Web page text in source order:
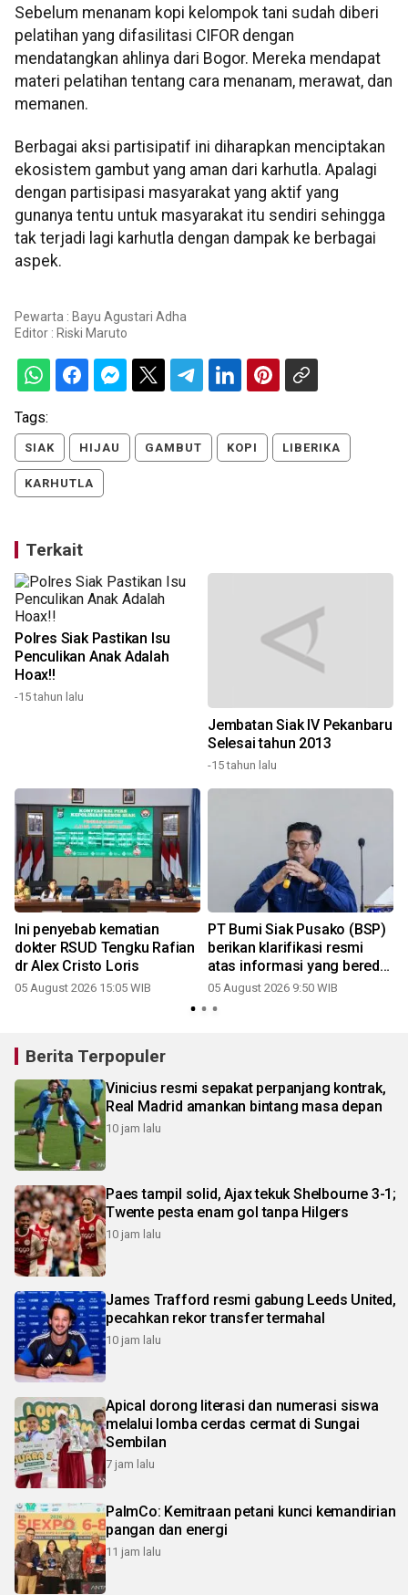
Sebelum menanam kopi kelompok tani sudah diberi
pelatihan yang difasilitasi CIFOR dengan
mendatangkan ahlinya dari Bogor. Mereka mendapat
materi pelatihan tentang cara menanam, merawat, dan
memanen.
Berbagai aksi partisipatif ini diharapkan menciptakan
ekosistem gambut yang aman dari karhutla. Apalagi
dengan partisipasi masyarakat yang aktif yang
gunanya tentu untuk masyarakat itu sendiri sehingga
tak terjadi lagi karhutla dengan dampak ke berbagai
aspek.
Pewarta : Bayu Agustari Adha
Editor : Riski Maruto
Tags:
SIAK HIJAU GAMBUT KOPI LIBERIKA
KARHUTLA
Terkait
Polres Siak Pastikan Isu
Penculikan Anak Adalah
Hoax!!
-15 tahun lalu
Jembatan Siak IV Pekanbaru
Selesai tahun 2013
-15 tahun lalu
Ini penyebab kematian
dokter RSUD Tengku Rafian
dr Alex Cristo Loris
05 August 2026 15:05 WIB
PT Bumi Siak Pusako (BSP)
berikan klarifikasi resmi
atas informasi yang beredar
di ruang publik
05 August 2026 9:50 WIB
Berita Terpopuler
Vinicius resmi sepakat perpanjang kontrak,
Real Madrid amankan bintang masa depan
10 jam lalu
Paes tampil solid, Ajax tekuk Shelbourne 3-1;
Twente pesta enam gol tanpa Hilgers
10 jam lalu
James Trafford resmi gabung Leeds United,
pecahkan rekor transfer termahal
10 jam lalu
Apical dorong literasi dan numerasi siswa
melalui lomba cerdas cermat di Sungai
Sembilan
7 jam lalu
PalmCo: Kemitraan petani kunci kemandirian
pangan dan energi
11 jam lalu